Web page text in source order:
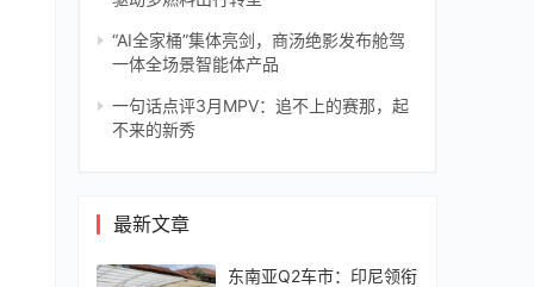
“AI全家桶”集体亮剑，商汤绝影发布舱驾
一体全场景智能体产品
一句话点评3月MPV：追不上的赛那，起
不来的新秀
最新文章
东南亚Q2车市：印尼领衔